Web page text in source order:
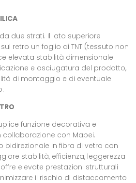
due strati. Il lato superiore
retro un foglio di TNT (tessuto non
elevata stabilità dimensionale
e asciugatura del prodotto,
di montaggio e di eventuale
funzione decorativa e
con Mapei.
bidirezionale in fibra di vetro con
stabilità, efficienza, leggerezza
offre elevate prestazioni strutturali
il rischio di distaccamento